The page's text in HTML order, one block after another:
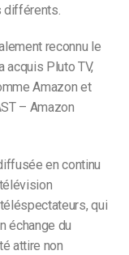
reconnu le
acquis Pluto TV,
Amazon et
– Amazon
en continu
qui
échange du
attire non